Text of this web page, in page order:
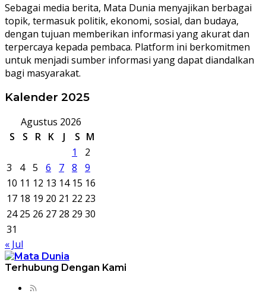
Sebagai media berita, Mata Dunia menyajikan berbagai
topik, termasuk politik, ekonomi, sosial, dan budaya,
dengan tujuan memberikan informasi yang akurat dan
terpercaya kepada pembaca. Platform ini berkomitmen
untuk menjadi sumber informasi yang dapat diandalkan
bagi masyarakat.
Kalender 2025
Agustus 2026
S
S R K J S M
1
2
3
4 5 6 7 8
9
10 11 12 13 14 15 16
17 18 19 20 21 22 23
24 25 26 27 28 29 30
31
« Jul
Terhubung Dengan Kami